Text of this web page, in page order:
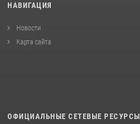
НАВИГАЦИЯ
Новости
Карта сайта
ОФИЦИАЛЬНЫЕ СЕТЕВЫЕ РЕСУРСЫ